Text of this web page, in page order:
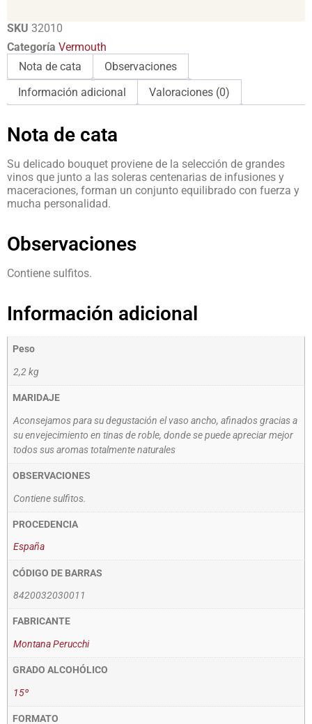
SKU 32010
Categoría Vermouth
Nota de cata
Observaciones
Información adicional
Valoraciones (0)
Nota de cata
Su delicado bouquet proviene de la selección de grandes
vinos que junto a las soleras centenarias de infusiones y
maceraciones, forman un conjunto equilibrado con fuerza y
mucha personalidad.
Observaciones
Contiene sulfitos.
Información adicional
Peso
2,2 kg
MARIDAJE
Aconsejamos para su degustación el vaso ancho, afinados gracias a
su envejecimiento en tinas de roble, donde se puede apreciar mejor
todos sus aromas totalmente naturales
OBSERVACIONES
Contiene sulfitos.
PROCEDENCIA
España
CÓDIGO DE BARRAS
8420032030011
FABRICANTE
Montana Perucchi
GRADO ALCOHÓLICO
15º
FORMATO